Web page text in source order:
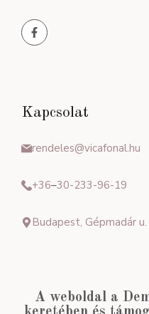
Kapcsolat
rendeles@vicafonal.hu
+36–30-233-96-19
Budapest, Gépmadár
A weboldal a